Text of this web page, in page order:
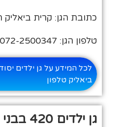
כתובת הגן: קרית ביאליק
טלפון הגן: 072-2500347
לכל המידע על גן ילדים
ביאליק טלפון
גן ילדים 420 בבני ברק טלפון